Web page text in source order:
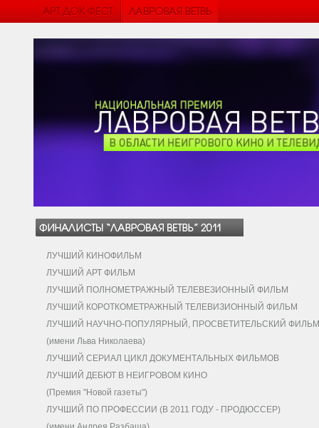
ЛУЧШИЙ КИНОФИЛЬМ
ЛУЧШИЙ АРТ ФИЛЬМ
ЛУЧШИЙ ПОЛНОМЕТРАЖНЫЙ ТЕЛЕВЕЗИОННЫЙ ФИЛЬМ
ЛУЧШИЙ КОРОТКОМЕТРАЖНЫЙ ТЕЛЕВИЗИОННЫЙ ФИЛЬМ
ЛУЧШИЙ НАУЧНО-ПОПУЛЯРНЫЙ, ПРОСВЕТИТЕЛЬСКИЙ ФИЛЬМ
(имени Льва Николаева)
ЛУЧШИЙ СЕРИАЛ ЦИКЛ ДОКУМЕНТАЛЬНЫХ ФИЛЬМОВ
ЛУЧШИЙ ДЕБЮТ В НЕИГРОВОМ КИНО
(Премия "Новой газеты")
ЛУЧШИЙ ПО ПРОФЕССИИ (В 2011 ГОДУ - ПРОДЮССЕР)